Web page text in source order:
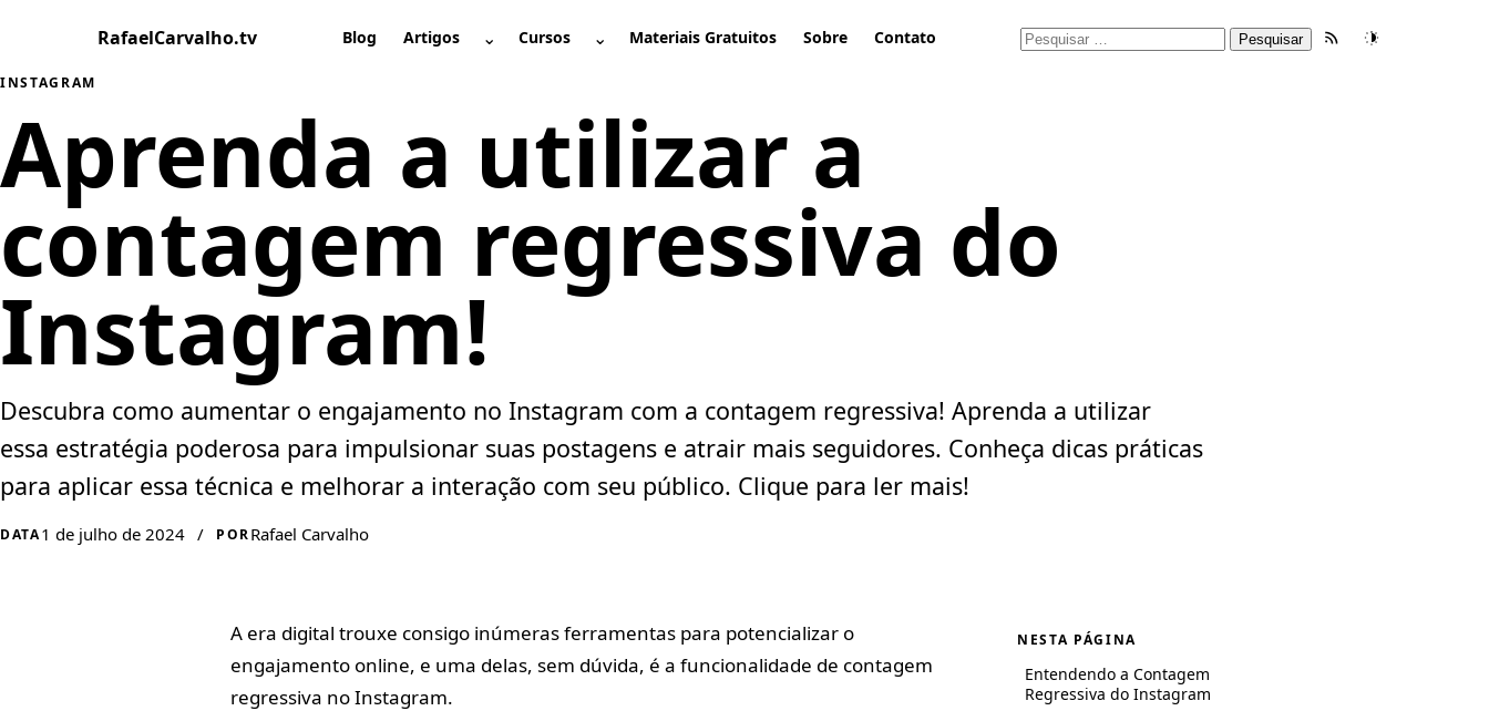
conteúdo
RafaelCarvalho.tv Blog Artigos Abrir submenu
⌄ Cursos Abrir submenu
⌄ Materiais Gratuitos Sobre Contato
Pesquisar
Feed RSSTema
INSTAGRAM
Aprenda a utilizar a
contagem regressiva do
Instagram!
Descubra como aumentar o engajamento no Instagram com a contagem regressiva! Aprenda a utilizar
essa estratégia poderosa para impulsionar suas postagens e atrair mais seguidores. Conheça dicas práticas
para aplicar essa técnica e melhorar a interação com seu público. Clique para ler mais!
DATA1 de julho de 2024 / PORRafael Carvalho
A era digital trouxe consigo inúmeras ferramentas para potencializar o
engajamento online, e uma delas, sem dúvida, é a funcionalidade de contagem
regressiva no Instagram.
NESTA PÁGINA
Entendendo a Contagem
Regressiva do Instagram